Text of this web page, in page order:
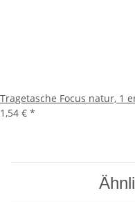
Tragetasche Focus natur, 1
1,54 € *